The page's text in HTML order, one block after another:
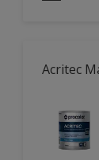
Acritec